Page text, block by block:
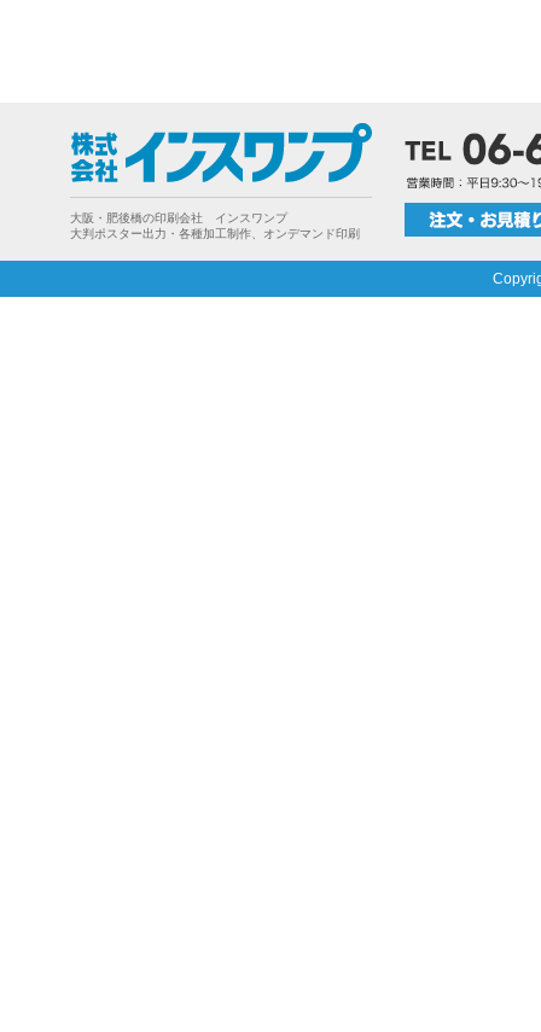
大阪・肥後橋の印刷会社 インスワンプ
大判ポスター出力・各種加工制作、オンデマンド印刷